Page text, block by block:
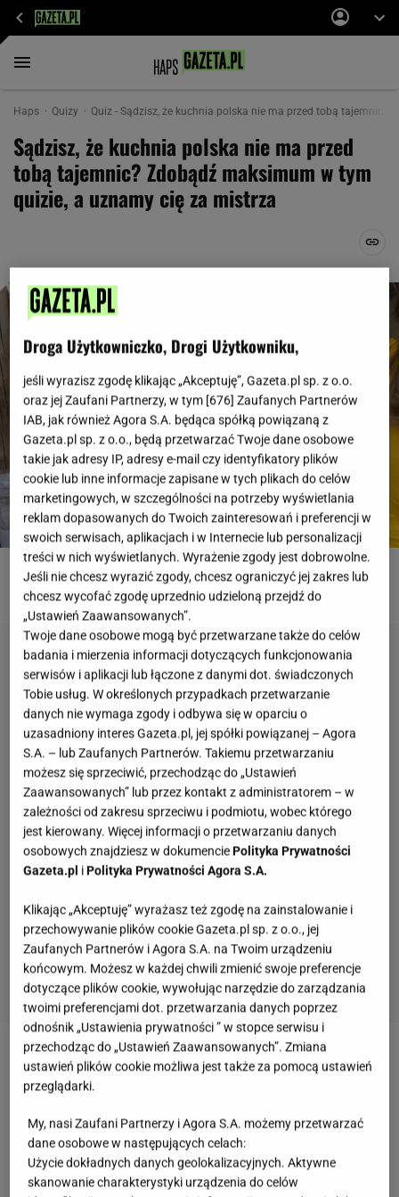
Haps Quizy Quiz - Sądzisz, że kuchnia polska nie ma przed tobą
Sądzisz, że kuchnia polska nie ma przed
tobą tajemnic? Zdobądź maksimum w tym
quizie, a uznamy cię za mistrza
ROZWIĄŻ QUIZ
To ulubiony quiz każdego Polaka. Pytamy o
przysłowia, które musisz znać!
Klasówka geograficzna na poziomie liceum. Te
fakty powinieneś znać
Droga Użytkowniczko, Drogi Użytkowniku,
jeśli wyrazisz zgodę klikając „Akceptuję”, Gazeta.pl sp. z o.o.
oraz jej Zaufani Partnerzy, w tym [676] Zaufanych Partnerów
IAB, jak również Agora S.A. będąca spółką powiązaną z
Gazeta.pl sp. z o.o., będą przetwarzać Twoje dane osobowe
takie jak adresy IP, adresy e-mail czy identyfikatory plików
cookie lub inne informacje zapisane w tych plikach do celów
marketingowych, w szczególności na potrzeby wyświetlania
reklam dopasowanych do Twoich zainteresowań i preferencji w
swoich serwisach, aplikacjach i w Internecie lub personalizacji
treści w nich wyświetlanych. Wyrażenie zgody jest dobrowolne.
Jeśli nie chcesz wyrazić zgody, chcesz ograniczyć jej zakres lub
chcesz wycofać zgodę uprzednio udzieloną przejdź do
„Ustawień Zaawansowanych”.
Twoje dane osobowe mogą być przetwarzane także do celów
badania i mierzenia informacji dotyczących funkcjonowania
serwisów i aplikacji lub łączone z danymi dot. świadczonych
Tobie usług. W określonych przypadkach przetwarzanie
danych nie wymaga zgody i odbywa się w oparciu o
uzasadniony interes Gazeta.pl, jej spółki powiązanej – Agora
S.A. – lub Zaufanych Partnerów. Takiemu przetwarzaniu
możesz się sprzeciwić, przechodząc do „Ustawień
Zaawansowanych” lub przez kontakt z administratorem – w
zależności od zakresu sprzeciwu i podmiotu, wobec którego
jest kierowany. Więcej informacji o przetwarzaniu danych
osobowych znajdziesz w dokumenciePolityka Prywatności
Gazeta.pl iPolityka Prywatności Agora S.A.
Klikając „Akceptuję” wyrażasz też zgodę na zainstalowanie i
przechowywanie plików cookie Gazeta.pl sp. z o.o., jej
Zaufanych Partnerów i Agora S.A. na Twoim urządzeniu
końcowym. Możesz w każdej chwili zmienić swoje preferencje
dotyczące plików cookie, wywołując narzędzie do zarządzania
twoimi preferencjami dot. przetwarzania danych poprzez
odnośnik „Ustawienia prywatności ” w stopce serwisu i
przechodząc do „Ustawień Zaawansowanych”. Zmiana
ustawień plików cookie możliwa jest także za pomocą ustawień
przeglądarki.
My, nasi Zaufani Partnerzy i Agora S.A. możemy przetwarzać
dane osobowe w następujących celach:
Użycie dokładnych danych geolokalizacyjnych. Aktywne
skanowanie charakterystyki urządzenia do celów